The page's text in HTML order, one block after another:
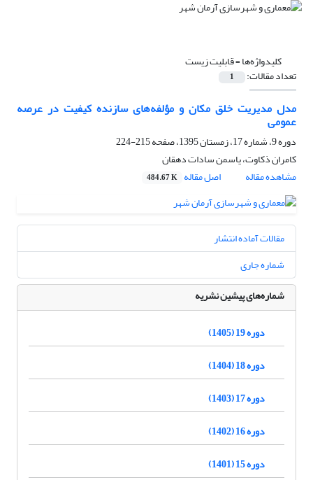
کلیدواژه‌ها =قابلیت زیست
تعداد مقالات: 1
مدل مدیریت خلق مکان و مؤلفه‌های سازنده کیفیت در عرصه
عمومی
دوره 9، شماره 17، زمستان 1395، صفحه
215-224
کامران ذکاوت، یاسمن سادات دهقان
مشاهده مقاله
اصل مقاله 484.67 K
مقالات آماده انتشار
شماره جاری
شماره‌های پیشین نشریه
دوره 19 (1405)
دوره 18 (1404)
دوره 17 (1403)
دوره 16 (1402)
دوره 15 (1401)